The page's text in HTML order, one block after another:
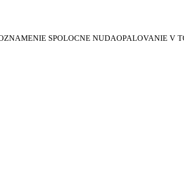
SPOLOCNE NUDAOPALOVANIE V